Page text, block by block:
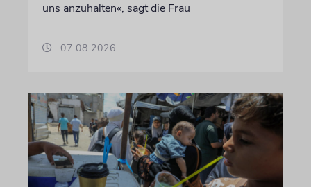
uns anzuhalten«, sagt die Frau
07.08.2026